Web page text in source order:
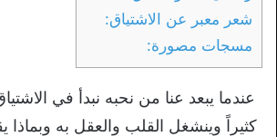
شعر معبر عن الاشتياق:
مسجات مصورة:
عندما يبعد عنا من نحبه نبدأ في
كثيراً وينشغل القلب والعقل به وبماذا